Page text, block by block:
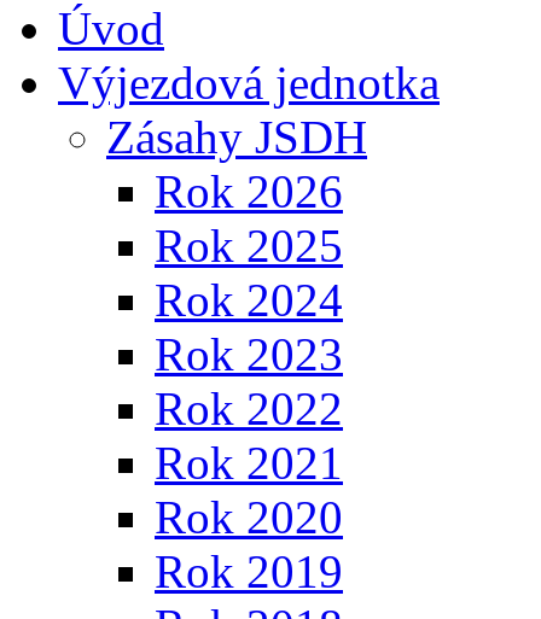
Úvod
Výjezdová jednotka
Zásahy JSDH
Rok 2026
Rok 2025
Rok 2024
Rok 2023
Rok 2022
Rok 2021
Rok 2020
Rok 2019